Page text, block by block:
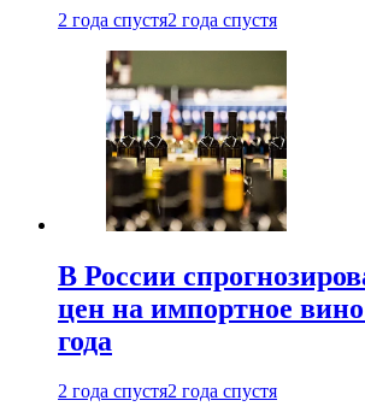
2 года спустя2 года спустя
В России
цен на импортное
года
2 года спустя2 года спустя